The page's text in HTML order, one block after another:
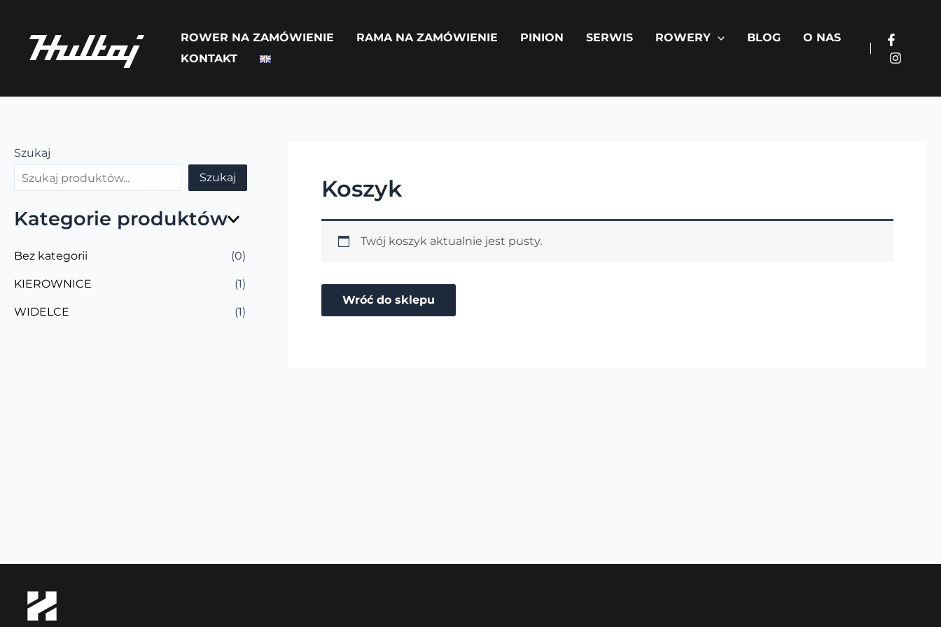
content
ROWER NA ZAMÓWIENIE RAMA NA ZAMÓWIENIE PINION SERWIS ROWERY BLOG
O NAS
KONTAKT
Szukaj
Szukaj
Kategorie produktów
Bez kategorii (0)
KIEROWNICE (1)
WIDELCE (1)
Koszyk
Twój koszyk aktualnie jest pusty.
Wróć do sklepu